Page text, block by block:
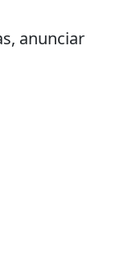
anunciar